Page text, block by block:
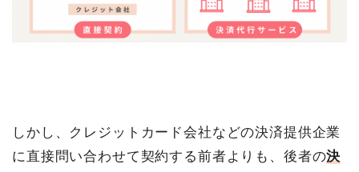
しかし、クレジットカード会社などの決済提供企業
に直接問い合わせて契約する前者よりも、後者の決